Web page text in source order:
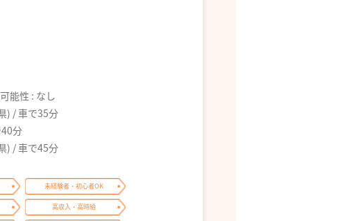
能性 : なし
) / 車で35分
分
) / 車で45分
未経験者・初心者OK
高収入・高時給